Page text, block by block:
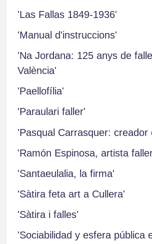
'Las Fallas 1849-1936'
'Manual d'instruccions'
'Na Jordana: 125 anys de
València'
'Paellofília'
'Paraulari faller'
'Pasqual Carrasquer: creador
'Ramón Espinosa, artista
'Santaeulalia, la firma'
'Sàtira feta art a Cullera'
'Sàtira i falles'
'Sociabilidad y esfera pública